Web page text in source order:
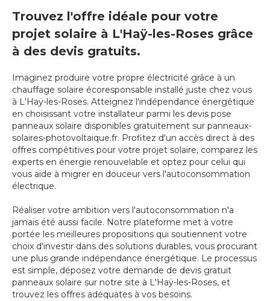
Trouvez l'offre idéale pour votre
projet solaire à L'Haÿ-les-Roses grâce
à des devis gratuits.
Imaginez produire votre propre électricité grâce à un
chauffage solaire écoresponsable installé juste chez vous
à L'Haÿ-les-Roses. Atteignez l'indépendance énergétique
en choisissant votre installateur parmi les devis pose
panneaux solaire disponibles gratuitement sur panneaux-
solaires-photovoltaique.fr. Profitez d'un accès direct à des
offres compétitives pour votre projet solaire, comparez les
experts en énergie renouvelable et optez pour celui qui
vous aide à migrer en douceur vers l'autoconsommation
électrique.
Réaliser votre ambition vers l'autoconsommation n'a
jamais été aussi facile. Notre plateforme met à votre
portée les meilleures propositions qui soutiennent votre
choix d'investir dans des solutions durables, vous procurant
une plus grande indépendance énergétique. Le processus
est simple, déposez votre demande de devis gratuit
panneaux solaire sur notre site à L'Haÿ-les-Roses, et
trouvez les offres adéquates à vos besoins.